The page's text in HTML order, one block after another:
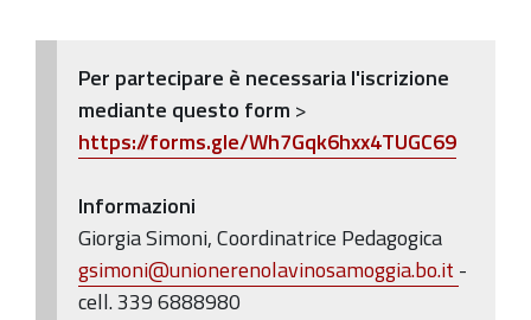
Zola
Predosa
Monte
Pietro
Per partecipare è necessaria l'iscrizione
mediante questo form >
https://forms.gle/Wh7Gqk6hxx4TUGC69
Informazioni
Giorgia Simoni, Coordinatrice Pedagogica
gsimoni@unionerenolavinosamoggia.bo.it -
cell. 339 6888980